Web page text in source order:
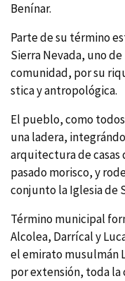
Bení­nar.
Parte de su término
Sierra Nevada, uno
comunidad, por su
stica y antropológica.
El pueblo, como
una ladera,
arquitectura de casas
pasado morisco, y
conjunto la Iglesia de
Término municipal
Alcolea, Darrí­cal y
el emirato musulmán
por extensión, toda la